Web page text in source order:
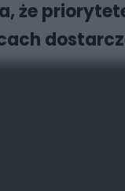
że